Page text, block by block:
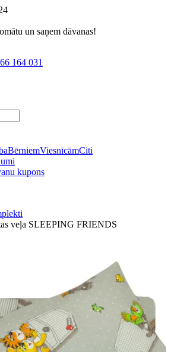
un saņem dāvanas!
164 031
BērniemViesnīcāmCiti
kupons
veļa SLEEPING FRIENDS